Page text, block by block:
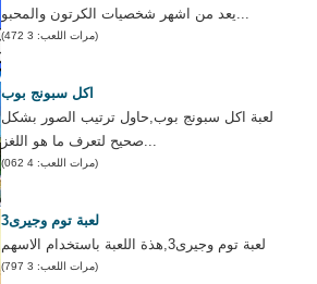
يعد من اشهر شخصيات الكرتون والمحبو...
(مرات اللعب: 3 472)
اكل سبونج بوب
لعبة اكل سبونج بوب,حاول ترتيب الصور بشكل
صحيح لتعرف ما هو اللغز...
(مرات اللعب: 4 062)
لعبة توم وجيرى3
لعبة توم وجيرى3,هذة اللعبة باستخدام الاسهم
(مرات اللعب: 3 797)